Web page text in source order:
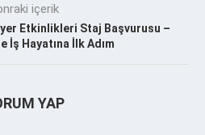
içerik
Etkinlikleri Staj Başvurusu –
İş Hayatına İlk Adım
YAP